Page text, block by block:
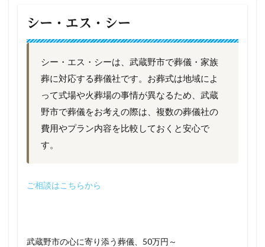
シー・エス・シー
シー・エス・シーは、武蔵野市で葬儀・家族
葬に対応する葬儀社です。お葬式は地域によ
って式場や火葬場の事情が異なるため、武蔵
野市で葬儀をお考えの際は、複数の葬儀社の
費用やプラン内容を比較しておくと安心で
す。
ご相談はこちらから
武蔵野市の心に寄り添う葬儀、50万円～